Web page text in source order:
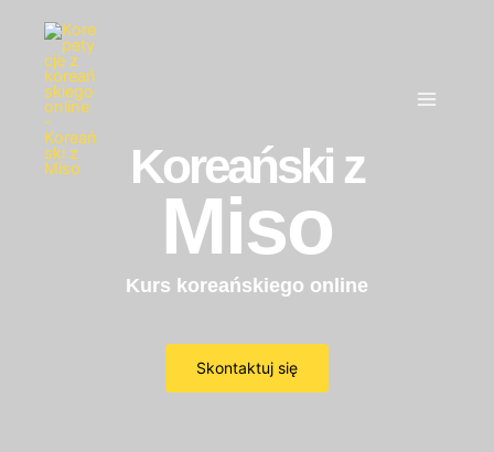
content
Koreański z
Miso
Kurs koreańskiego online
Skontaktuj się